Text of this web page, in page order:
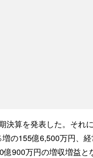
決算を発表した。それ
の155億6,500万円、
900万円の増収増益